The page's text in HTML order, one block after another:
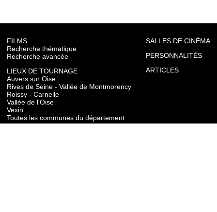
FILMS
Recherche thématique
Recherche avancée
LIEUX DE TOURNAGE
Auvers sur Oise
Rives de Seine - Vallée de Montmorency
Roissy - Carnelle
Vallée de l'Oise
Vexin
Toutes les communes du département
SALLES DE CINÉMA
PERSONNALITÉS
ARTICLES